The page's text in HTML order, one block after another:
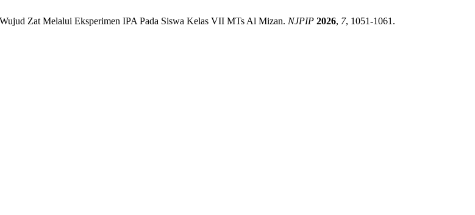
Zat Melalui Eksperimen IPA Pada Siswa Kelas VII MTs Al Mizan. NJPIP 2026, 7, 1051-1061.